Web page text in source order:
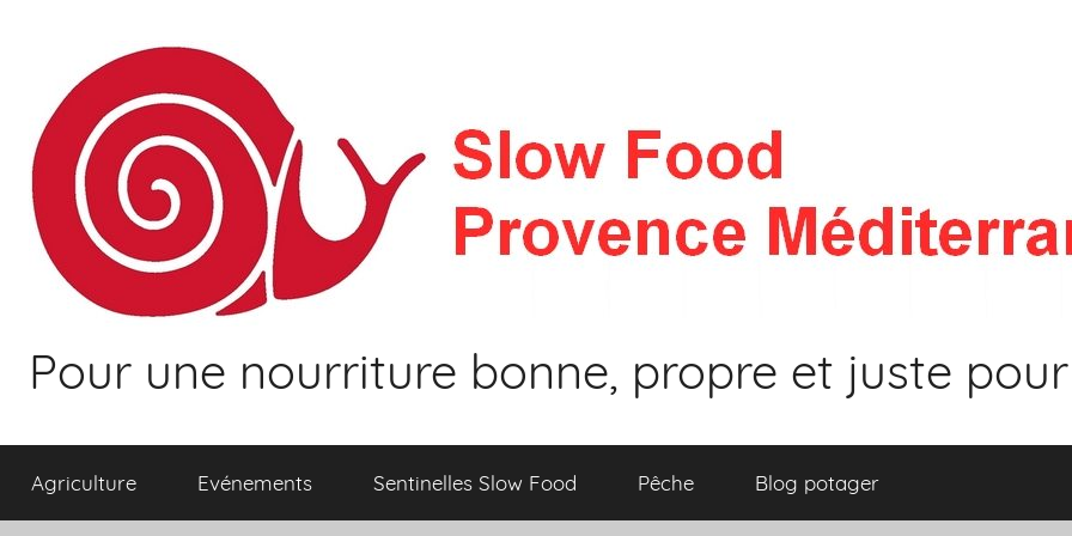
contenu
Pour une nourriture bonne, propre et juste
Agriculture Evénements Sentinelles Slow Food Pêche Blog potager